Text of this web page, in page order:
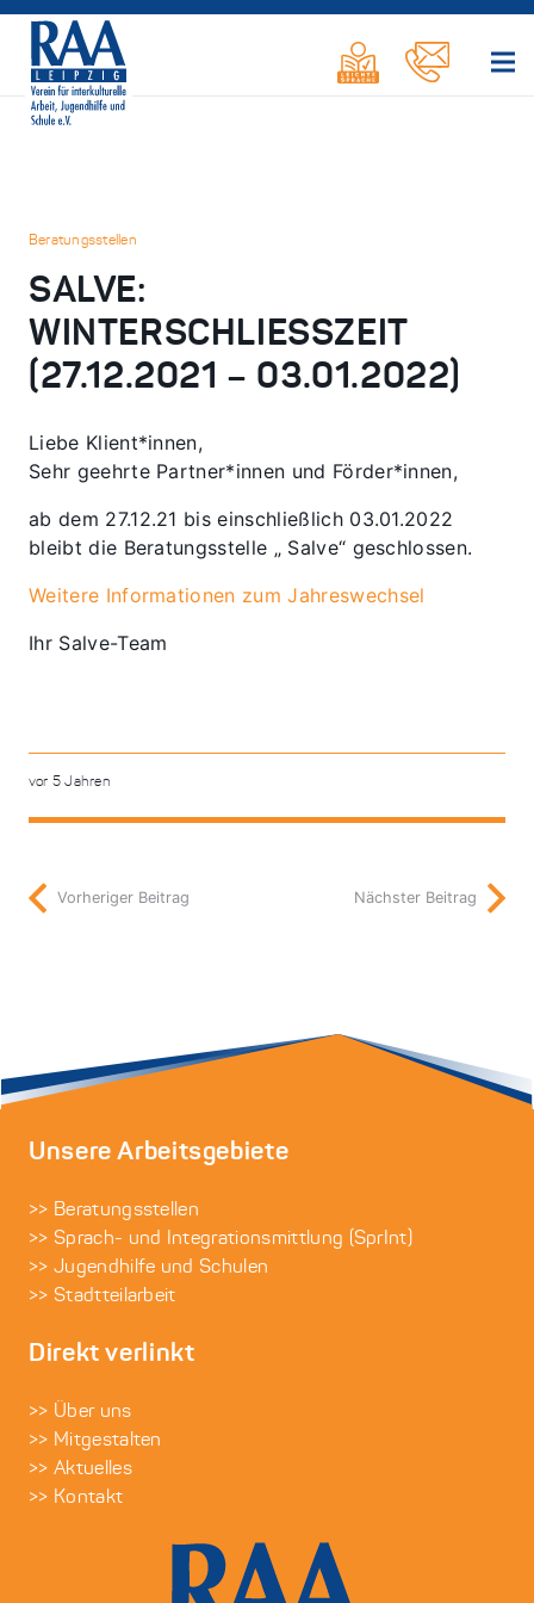
Beratungsstellen
SALVE:
WINTERSCHLIESSZEIT (
27.12.2021 – 03.01.2022)
Liebe Klient*innen,
Sehr geehrte Partner*innen und Förder*innen,
ab dem 27.12.21 bis einschließlich 03.01.2022
bleibt die Beratungsstelle „ Salve“ geschlossen.
Weitere Informationen zum Jahreswechsel
Ihr Salve-Team
vor 5 Jahren
Vorheriger Beitrag Nächster Beitrag
Unsere Arbeitsgebiete
>> Beratungsstellen
>> Sprach- und Integrationsmittlung (SprInt)
>> Jugendhilfe und Schulen
>> Stadtteilarbeit
Direkt verlinkt
>> Über uns
>> Mitgestalten
>> Aktuelles
>> Kontakt